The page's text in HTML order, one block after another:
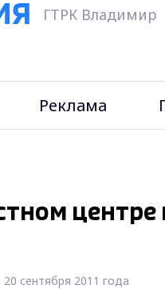
ГТРК Владимир
Реклама
сентября 2011 года